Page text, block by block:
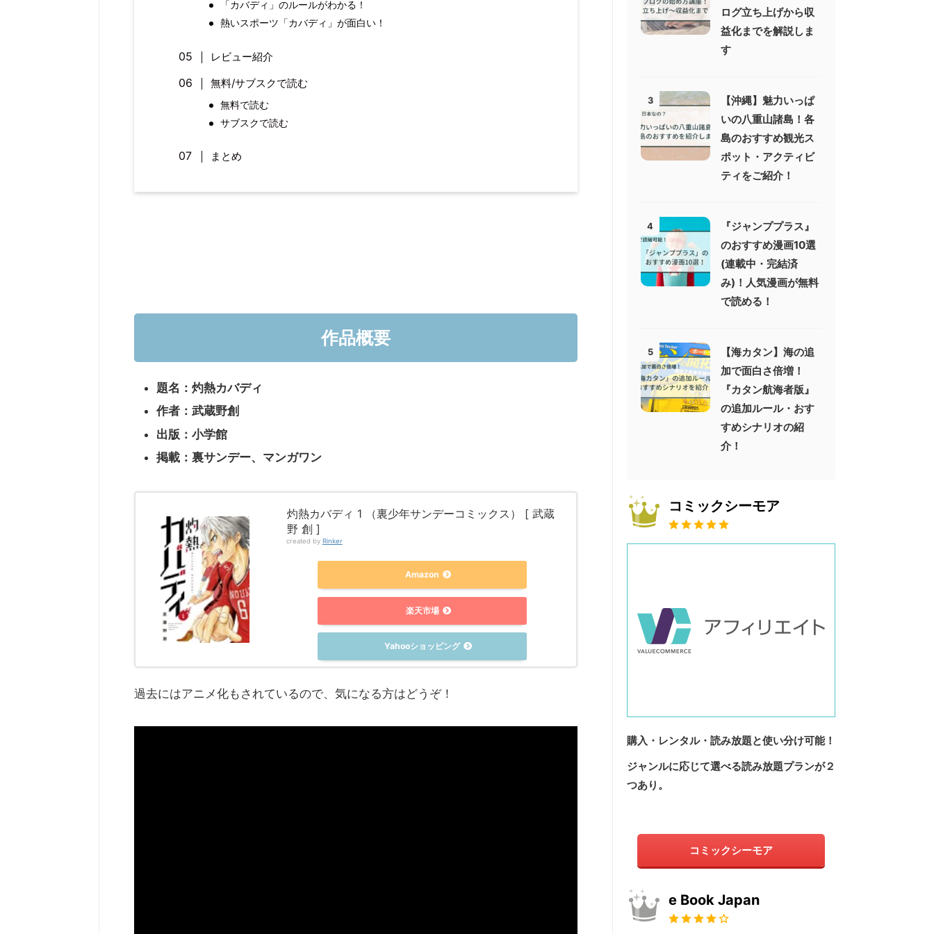
「カバディ」のルールがわかる！
熱いスポーツ「カバディ」が面白い！
レビュー紹介
無料/サブスクで読む
無料で読む
サブスクで読む
まとめ
作品概要
題名：灼熱カバディ
作者：武蔵野創
出版：小学館
掲載：裏サンデー、マンガワン
灼熱カバディ 1 （裏少年サンデーコミックス） [ 武蔵
野 創 ]
created by Rinker
Amazon
楽天市場
Yahooショッピング
過去にはアニメ化もされているので、気になる方はどうぞ！
ログ立ち上げから収
益化までを解説しま
す
3
【沖縄】魅力いっぱ
いの八重山諸島！各
島のおすすめ観光ス
ポット・アクティビ
ティをご紹介！
4
『ジャンププラス』
のおすすめ漫画10選
(連載中・完結済
み)！人気漫画が無料
で読める！
5
【海カタン】海の追
加で面白さ倍増！
『カタン航海者版』
の追加ルール・おす
すめシナリオの紹
介！
コミックシーモア
購入・レンタル・読み放題と使い分け可能！
ジャンルに応じて選べる読み放題プランが２
つあり。
コミックシーモア
e Book Japan